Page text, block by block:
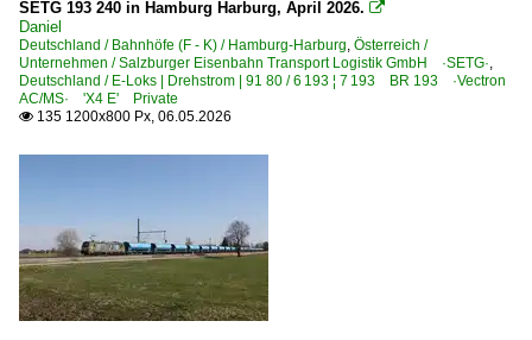
BR 2710 ·Vossloh G 1700-2·
Litauen
Dieselloks
Österreich
Bahnhöfe
SETG 193 240 in Hamburg Harburg, April 2026. 
Daniel
Deutschland / Bahnhöfe (F - K) / Hamburg-Harburg, Österreich /
Unternehmen / Salzburger Eisenbahn Transport Logistik GmbH ·SETG·,
Deutschland / E-Loks | Drehstrom | 91 80 / 6 193 ¦ 7 193 BR 193 ·Vectron
AC/MS· 'X4 E' Private
 135 1200x800 Px, 06.05.2026